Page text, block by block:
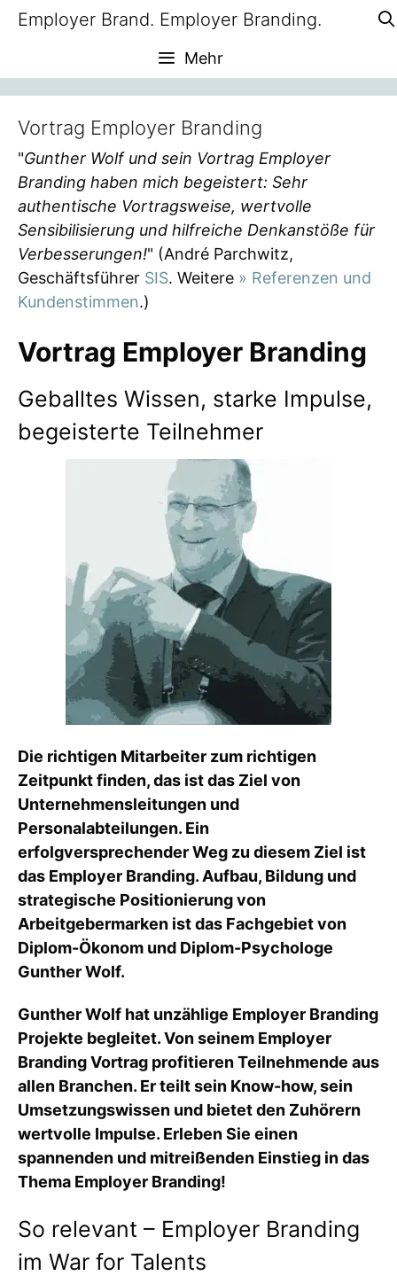
ZumEmployer Brand. Employer Branding.
Mehr
Vortrag Employer Branding
"Gunther Wolf und sein Vortrag Employer
Branding haben mich begeistert: Sehr
authentische Vortragsweise, wertvolle
Sensibilisierung und hilfreiche Denkanstöße für
Verbesserungen!" (André Parchwitz,
Geschäftsführer SIS. Weitere » Referenzen und
Kundenstimmen.)
Vortrag Employer Branding
Geballtes Wissen, starke Impulse,
begeisterte Teilnehmer
Die richtigen Mitarbeiter zum richtigen
Zeitpunkt finden, das ist das Ziel von
Unternehmensleitungen und
Personalabteilungen. Ein
erfolgversprechender Weg zu diesem Ziel ist
das Employer Branding. Aufbau, Bildung und
strategische Positionierung von
Arbeitgebermarken ist das Fachgebiet von
Diplom-Ökonom und Diplom-Psychologe
Gunther Wolf.
Gunther Wolf hat unzählige Employer Branding
Projekte begleitet. Von seinem Employer
Branding Vortrag profitieren Teilnehmende aus
allen Branchen. Er teilt sein Know-how, sein
Umsetzungswissen und bietet den Zuhörern
wertvolle Impulse. Erleben Sie einen
spannenden und mitreißenden Einstieg in das
Thema Employer Branding!
So relevant – Employer Branding
im War for Talents